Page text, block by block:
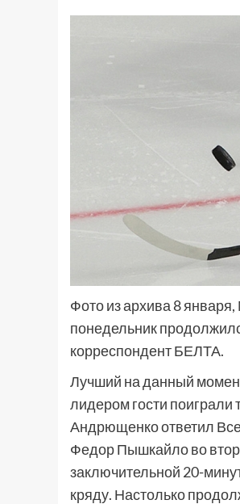
Фото из архива 8
понедельник
корреспондент БЕЛТА.
Лучший на данный
лидером гости поиграли
Андрющенко ответил
Федор Пышкайло во
заключительной 20-
кряду. Настолько